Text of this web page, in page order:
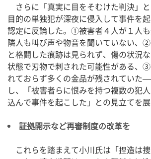
さらに「真実に目をそむけた判決」
目的の単独犯が深夜に侵入して事件を
認定に反論した。①被害者４人が１人
隣人も叫び声や物音を聞いていない、
と格闘した痕跡は見られず、傷の状況
状態で刃物で刺された可能性がある、
れておらず多くの金品が残されていた
し、「被害者らに恨みを持つ複数の犯
込んで事件を起こした」との見立てを展
証拠開示など再審制度の改革を
これらを踏まえて小川氏は「捏造は